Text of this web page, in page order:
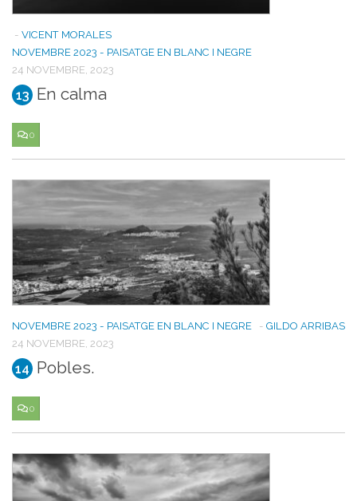
- VICENT MORALES
NOVEMBRE 2023 - PAISATGE EN BLANC I NEGRE
24 NOVEMBRE, 2023
13 En calma
0
- GILDO ARRIBAS
NOVEMBRE 2023 - PAISATGE EN BLANC I NEGRE
24 NOVEMBRE, 2023
14 Pobles.
0